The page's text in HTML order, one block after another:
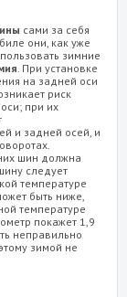
сами за себя
они, как уже
зимние
. При установке
на задней оси
риск
при их
и задней осей, и
шин должна
следует
температуре
быть ниже,
температуре
покажет 1,9
неправильно
зимой не